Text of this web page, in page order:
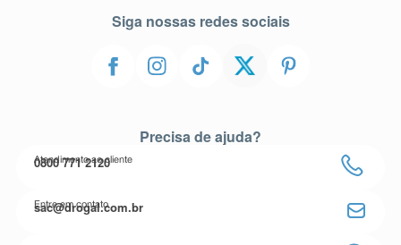
Siga nossas redes sociais
Precisa de ajuda?
Atendimento ao cliente
0800 771 2120
Entre em contato
sac@drogal.com.br